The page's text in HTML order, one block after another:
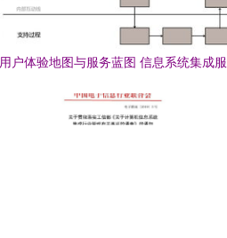
用户体验地图与服务蓝图 信息系统集成服